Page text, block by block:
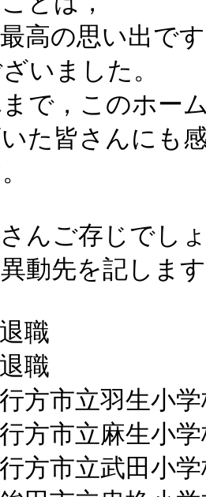
高の思い出で
いました。
で，このホー
た皆さんにも
んご存じでし
動先を記しま
職
職
方市立羽生小学
方市立麻生小学
方市立武田小学